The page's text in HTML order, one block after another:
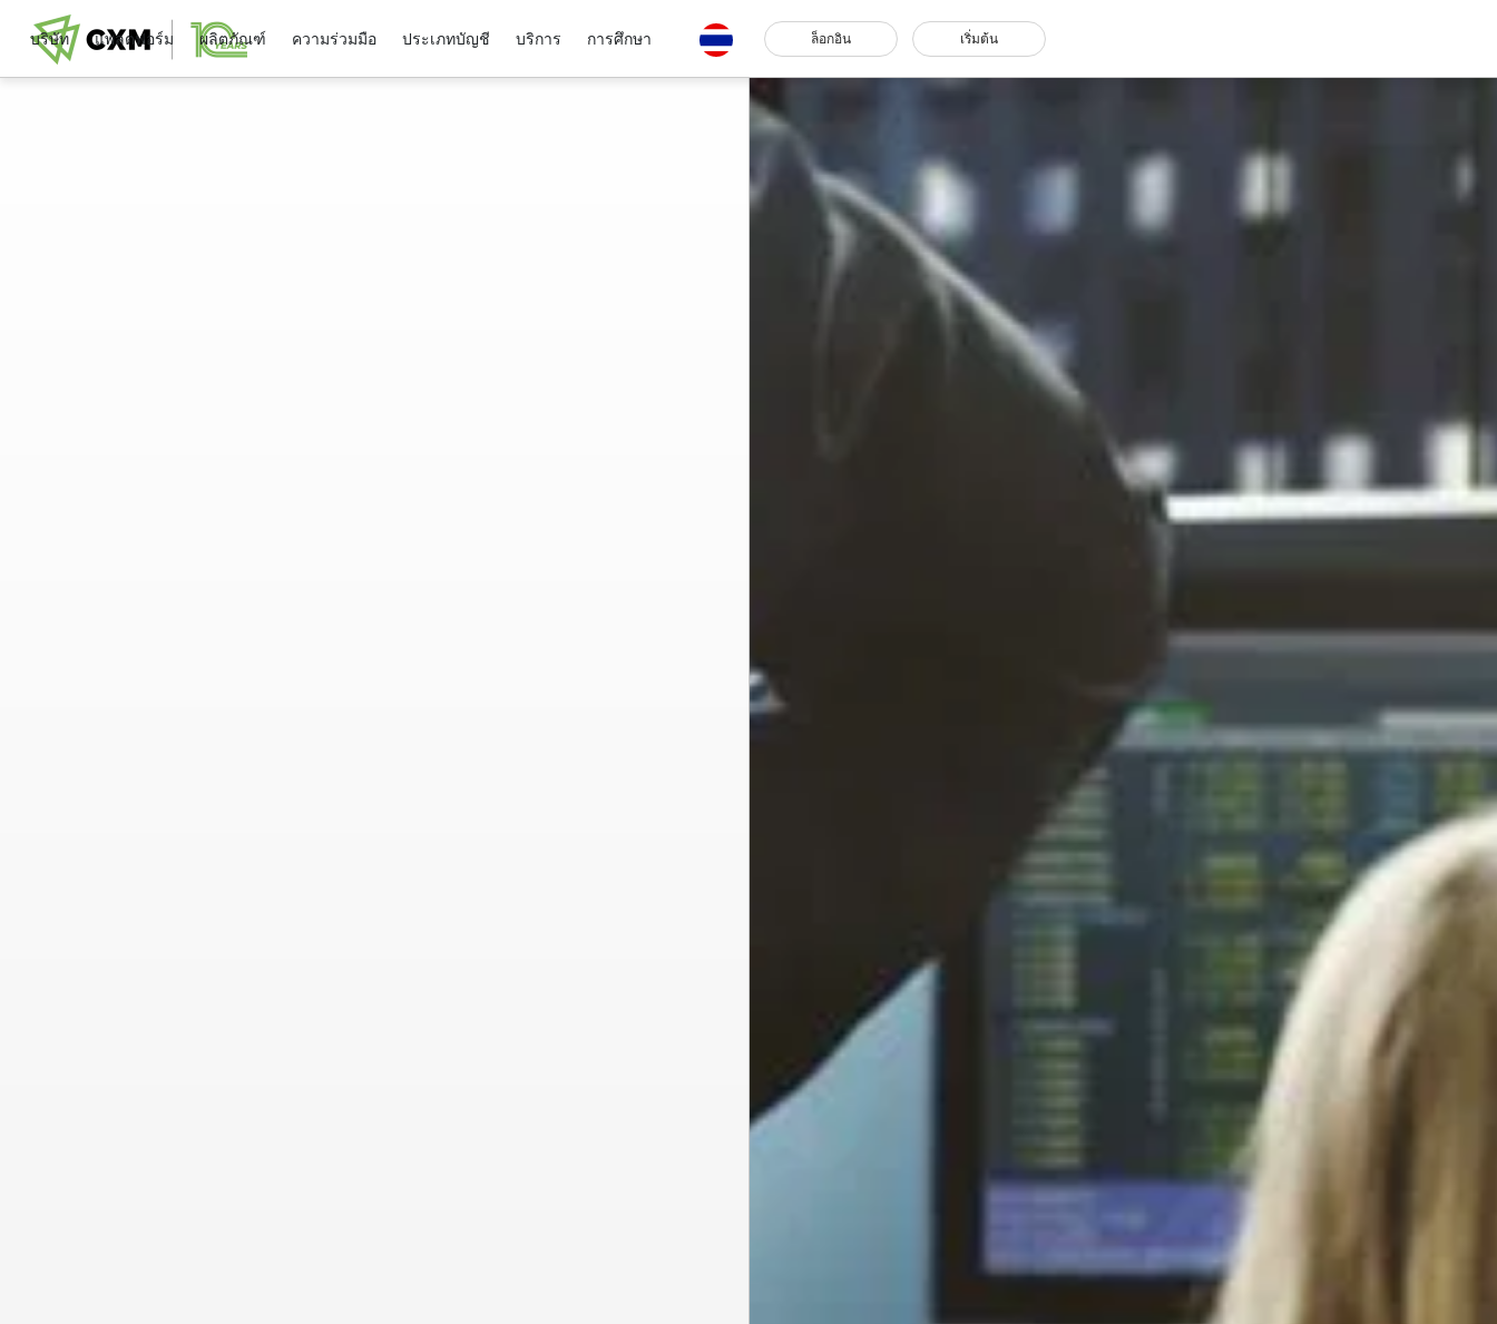
บริษัท แพลตฟอร์ม ผลิตภัณฑ์ ความร่วมมือ ประเภทบัญชี บริการ การศึกษา ล็อกอิน เริ่มต้น